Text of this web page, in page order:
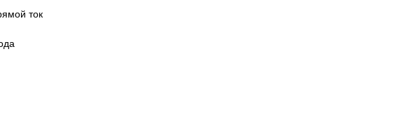
ток